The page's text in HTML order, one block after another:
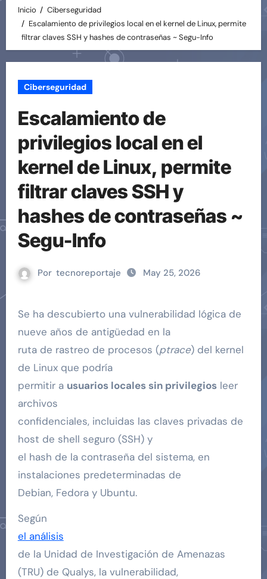
Inicio
Ciberseguridad
Escalamiento de privilegios local en el kernel de Linux, permite
filtrar claves SSH y hashes de contraseñas ~ Segu-Info
Ciberseguridad
Escalamiento de
privilegios local en el
kernel de Linux, permite
filtrar claves SSH y
hashes de contraseñas ~
Segu-Info
Por tecnoreportaje May 25, 2026
Se ha descubierto una vulnerabilidad lógica de
nueve años de antigüedad en la
ruta de rastreo de procesos (ptrace) del kernel
de Linux que podría
permitir a usuarios locales sin privilegiosleer
archivos
confidenciales, incluidas las claves privadas de
host de shell seguro (SSH) y
el hash de la contraseña del sistema, en
instalaciones predeterminadas de
Debian, Fedora y Ubuntu.
Según
el análisis
de la Unidad de Investigación de Amenazas
(TRU) de Qualys, la vulnerabilidad,